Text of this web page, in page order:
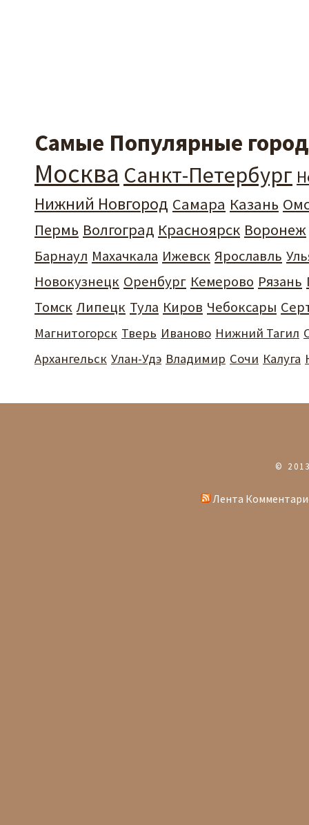
Самые Популярные
Москва Санкт-Петербург
Нижний Новгород Самара Казань
Пермь Волгоград Красноярск Воронеж
Барнаул Махачкала Ижевск Ярославль
Новокузнецк Оренбург Кемерово Рязань
Томск Липецк Тула Киров Чебоксары
Магнитогорск Тверь Иваново Нижний Тагил
Архангельск Улан-Удэ Владимир Сочи Калуга
©
Лента